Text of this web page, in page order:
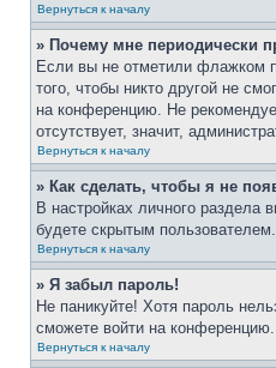
Вернуться к началу
» Почему мне периодически
Если вы не отметили флажком
того, чтобы никто другой не
на конференцию. Не
отсутствует, значит,
Вернуться к началу
» Как сделать, чтобы я не
В настройках личного раздела
будете скрытым пользователем.
Вернуться к началу
» Я забыл пароль!
Не паникуйте! Хотя пароль
сможете войти на конференцию.
Вернуться к началу